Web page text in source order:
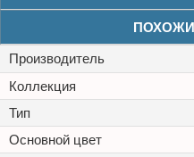
Производитель
Коллекция
Тип
Основной цвет